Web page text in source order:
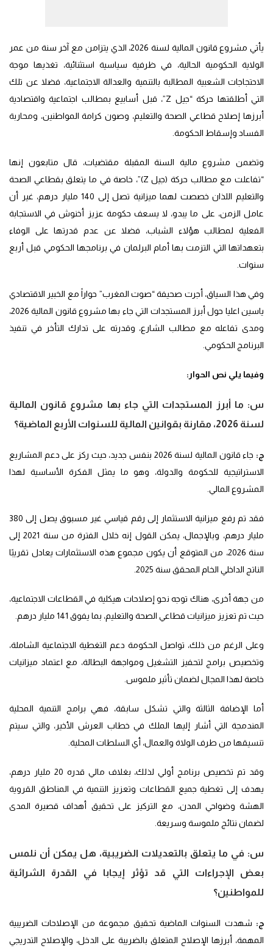
يأتي مشروع قانون المالية لسنة 2026، الذي يتزامن مع آخر سنة من عمر
الولاية الحكومية الحالية، في ظرفية سياسية استثنائية، تغذيها موجة
الاحتجاجات الشعبية المطالبة بالتنمية والعدالة الاجتماعية، فضلا عن تلك
التي أطلقتها حركة “جيل Z”، قبل أسابيع بمطالب اجتماعية واقتصادية
أبرزها إصلاح قطاعي الصحة والتعليم، وصون كرامة المواطنين، ومحاربة
الفساد وإسقاط الحكومة.
وتضمن مشروع مالية السنة المقبلة مقتضيات، قال متابعون إنها
“تفاعلت مع مطالب حركة (جيل Z)”، خاصة في ما يتعلق بقطاعي الصحة
والتعليم اللذان خصصت لهما ميزانية تصل إلى 140 مليار درهم، غير أن
عامل الزمن، على ما يبدو، لا يسعف حكومة عزيز أخنوش في الاستجابة
الفعلية لمطالب هؤلاء الشباب، فضلا عن عدم قدرتها على الوفاء
بتعهداتها التي التزمت بها أمام البرلمان في برنامجها الحكومي قبل أربع
سنوات.
وفي هذا السياق، أجرت صحيفة “صوت المغرب” حواراً مع الخبير الاقتصادي
ياسين اعليا حول أبرز المستجدات التي جاء بها مشروع قانون المالية 2026،
ومدى تفاعله مع مطالب الشارع، وقدرته على تدارك التأخر في تنفيذ
البرنامج الحكومي.
وفيما يلي نص الحوار:
س: ما أبرز المستجدات التي جاء بها مشروع قانون المالية
لسنة 2026، مقارنة بقوانين المالية للسنوات الأربع الماضية؟
ج:
جاء قانون المالية لسنة 2026 بنفس جديد، حيث ركز على دعم المشاريع
الاستراتيجية للحكومة والدولة، وهو ما يمثل الفكرة الأساسية لهذا
المشروع المالي.
فقد تم رفع ميزانية الاستثمار إلى رقم قياسي غير مسبوق يصل إلى 380
مليار درهم، وبالإجمال، يمكن القول إنه خلال الفترة من سنة 2021 إلى
سنة 2026، من المتوقع أن يكون مجموع هذه الاستثمارات يعادل تقريبًا
الناتج الداخلي الخام المحقق سنة 2025.
من جهة أخرى، هناك توجه نحو إصلاحات هيكلية في القطاعات الاجتماعية،
حيث تم تعزيز ميزانيات قطاعي الصحة والتعليم، بما يفوق 141 مليار درهم.
وعلى الرغم من ذلك، تواصل الحكومة دعم التغطية الاجتماعية الشاملة،
وتخصيص برامج لتحفيز التشغيل ومواجهة البطالة، مع اعتماد ميزانيات
خاصة لهذا المجال لضمان تأثير ملموس.
أما الإضافة الثالثة والتي تشكل سابقة، فهي برامج التنمية المحلية
المندمجة التي أشار إليها الملك في خطاب العرش الأخير، والتي سيتم
تنسيقها من طرف الولاة والعمال، أي السلطات المحلية.
وقد تم تخصيص برنامج أولي لذلك، بغلاف مالي قدره 20 مليار درهم،
يهدف إلى تغطية جميع القطاعات وتعزيز التنمية في المناطق القروية
الهشة وضواحي المدن، مع التركيز على تحقيق أهداف قصيرة المدى
لضمان نتائج ملموسة وسريعة.
س: في ما يتعلق بالتعديلات الضريبية، هل يمكن أن نلمس
بعض الإجراءات التي قد تؤثر إيجابا في القدرة الشرائية
للمواطنين؟
ج: شهدت السنوات الماضية تحقيق مجموعة من الإصلاحات الضريبية
المهمة، أبرزها الإصلاح المتعلق بالضريبة على الدخل، والإصلاح التدريجي